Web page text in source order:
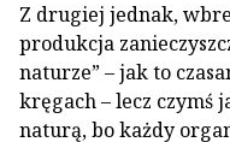
Z drugiej jednak,
produkcja
naturze” – jak to
kręgach – lecz czymś
naturą, bo każdy